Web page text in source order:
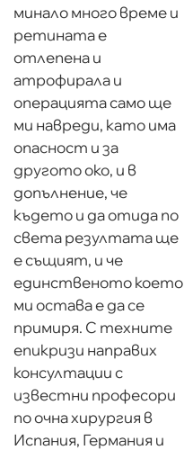
минало много време и
ретината е
отлепена и
атрофирала и
операцията само ще
ми навреди, като има
опасност и за
другото око, и в
допълнение, че
където и да отида по
света резултата ще
е същият, и че
единственото което
ми остава е да се
примиря. С техните
епикризи направих
консултации с
известни професори
по очна хирургия в
Испания, Германия и